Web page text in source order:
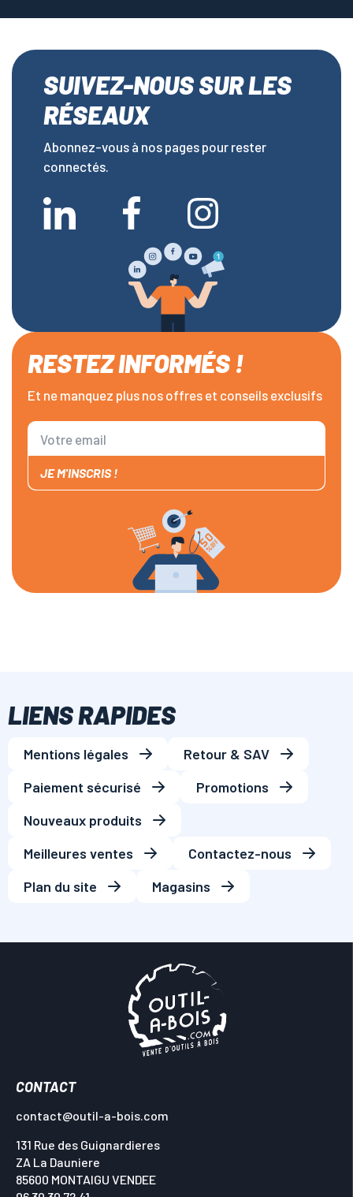
SUIVEZ-NOUS SUR LES
RÉSEAUX
Abonnez-vous à nos pages pour rester
connectés.
RESTEZ INFORMÉS !
Et ne manquez plus nos offres et conseils exclusifs
JE M'INSCRIS !
LIENS RAPIDES
Mentions légales
Retour & SAV
Paiement sécurisé
Promotions
Nouveaux produits
Meilleures ventes
Contactez-nous
Plan du site
Magasins
CONTACT
contact@outil-a-bois.com
131 Rue des Guignardieres
ZA La Dauniere
85600 MONTAIGU VENDEE